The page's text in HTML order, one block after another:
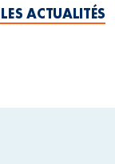
ACTUALITÉS